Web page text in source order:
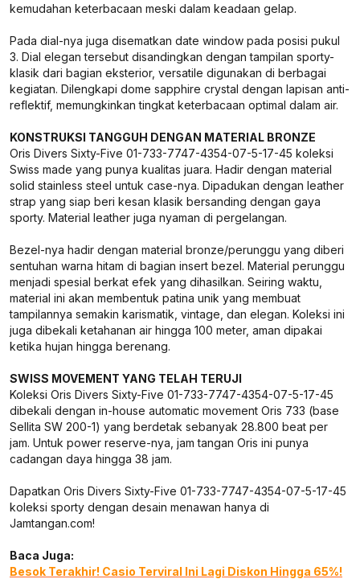
kemudahan keterbacaan meski dalam keadaan gelap.
Pada dial-nya juga disematkan date window pada posisi pukul
3. Dial elegan tersebut disandingkan dengan tampilan sporty-
klasik dari bagian eksterior, versatile digunakan di berbagai
kegiatan. Dilengkapi dome sapphire crystal dengan lapisan anti-
reflektif, memungkinkan tingkat keterbacaan optimal dalam air.
KONSTRUKSI TANGGUH DENGAN MATERIAL BRONZE
Oris Divers Sixty-Five 01-733-7747-4354-07-5-17-45 koleksi
Swiss made yang punya kualitas juara. Hadir dengan material
solid stainless steel untuk case-nya. Dipadukan dengan leather
strap yang siap beri kesan klasik bersanding dengan gaya
sporty. Material leather juga nyaman di pergelangan.
Bezel-nya hadir dengan material bronze/perunggu yang diberi
sentuhan warna hitam di bagian insert bezel. Material perunggu
menjadi spesial berkat efek yang dihasilkan. Seiring waktu,
material ini akan membentuk patina unik yang membuat
tampilannya semakin karismatik, vintage, dan elegan. Koleksi ini
juga dibekali ketahanan air hingga 100 meter, aman dipakai
ketika hujan hingga berenang.
SWISS MOVEMENT YANG TELAH TERUJI
Koleksi Oris Divers Sixty-Five 01-733-7747-4354-07-5-17-45
dibekali dengan in-house automatic movement Oris 733 (base
Sellita SW 200-1) yang berdetak sebanyak 28.800 beat per
jam. Untuk power reserve-nya, jam tangan Oris ini punya
cadangan daya hingga 38 jam.
Dapatkan Oris Divers Sixty-Five 01-733-7747-4354-07-5-17-45
koleksi sporty dengan desain menawan hanya di
Jamtangan.com!
Baca Juga:
Besok Terakhir! Casio Terviral Ini Lagi Diskon Hingga 65%!